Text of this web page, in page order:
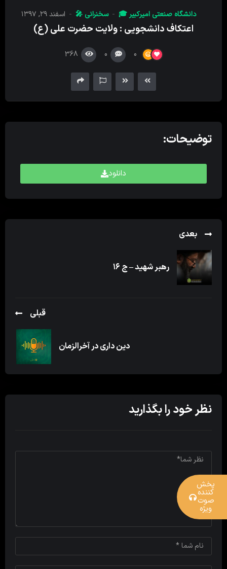
دانشگاه صنعتی امیرکبیر 🎓 سخنرانی 🎤 اسفند ۲۹, ۱۳۹۷
اعتکاف دانشجویی : ولایت حضرت علی (ع)
0
0
368
توضیحات:
دانلود
بعدی
رهبر شهید – ج ۱۶
قبلی
دین داری در آخرالزمان
نظر خود را بگذارید
پخش
کننده
صوت
ویژه